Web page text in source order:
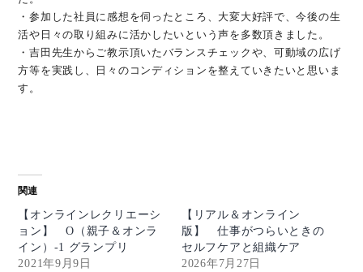
・参加した社員に感想を伺ったところ、大変大好評で、今後の生
活や日々の取り組みに活かしたいという声を多数頂きました。
・吉田先生からご教示頂いたバランスチェックや、可動域の広げ
方等を実践し、日々のコンディションを整えていきたいと思いま
す。
関連
【オンラインレクリエーシ
ョン】 O（親子＆オンラ
イン）-1 グランプリ
2021年9月9日
【リアル＆オンライン
版】 仕事がつらいときの
セルフケアと組織ケア
2026年7月27日